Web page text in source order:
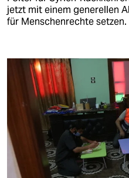
jetzt mit einem generellen
für Menschenrechte setzen.